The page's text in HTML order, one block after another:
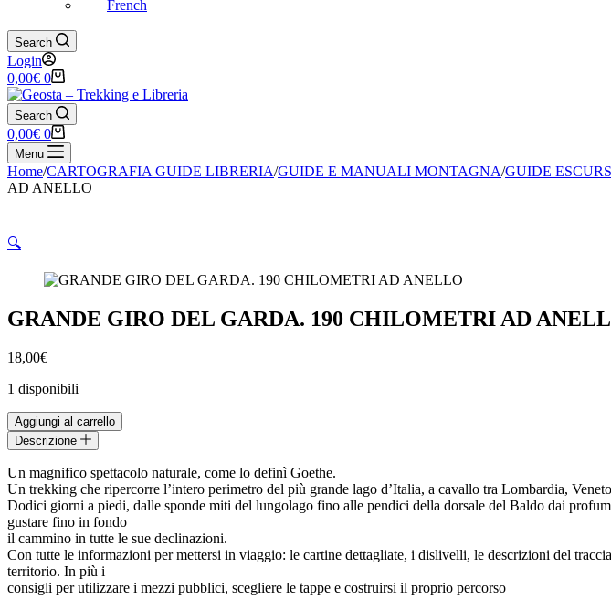
French
Search
Login
Carrello
0,00€ 0
Search
Carrello
0,00€ 0
Menu
Home/CARTOGRAFIA GUIDE LIBRERIA/GUIDE E MANUALI MONTAGNA/GUIDE
AD ANELLO
🔍
GRANDE GIRO DEL GARDA. 190 CHILOMETRI AD
18,00€
1 disponibili
GRANDE
GIRO
DEL
GARDA.
190
CHILOMETRI
AD
ANELLO
quantità
Aggiungi al carrello
Descrizione
Un magnifico spettacolo naturale, come lo definì Goethe.
Un trekking che ripercorre l’intero perimetro del più grande lago d’Italia, a cavallo tra Lombardia,
Dodici giorni a piedi, dalle sponde miti del lungolago fino alle pendici della dorsale del Baldo dai
gustare fino in fondo
il cammino in tutte le sue declinazioni.
Con tutte le informazioni per mettersi in viaggio: le cartine dettagliate, i dislivelli, le descrizioni del
territorio. In più i
consigli per utilizzare i mezzi pubblici, scegliere le tappe e costruirsi il proprio percorso